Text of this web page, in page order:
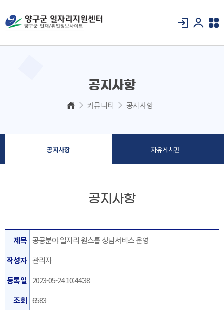
공지사항
커뮤니티 공지사항
공지사항 자유게시판
공지사항
제목 공공분야 일자리 원스톱 상담서비스 운영
작성자 관리자
등록일
2023-05-24 10:44:38
조회 6583